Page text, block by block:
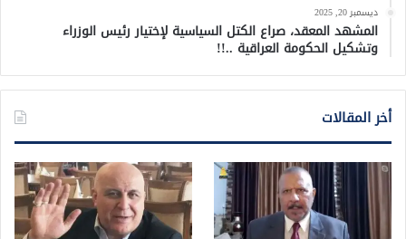
ديسمبر 20, 2025
المشهد المعقد، صراع الكتل السياسية لإختيار رئيس الوزراء
وتشكيل الحكومة العراقية ..!!
أخر المقالات